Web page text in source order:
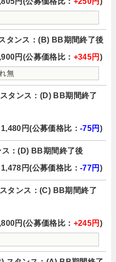
タンス：(B) BB期間終了後
円(公募価格比： +345円 )
無
タンス：(D) BB期間終了
円(公募価格比： -75円 )
：(D) BB期間終了後
円(公募価格比： -77円 )
タンス：(C) BB期間終了
円(公募価格比： +245円 )